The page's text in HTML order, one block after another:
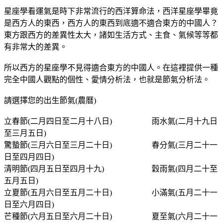
星座學看運氣是時下非常流行的西洋算命法，西洋星座學畢竟
是西方人的東西，西方人的東西到底適不適合東方的中國人？
東方跟西方的差異性太大，諸如生活方式、主食、氣候等等都
有非常大的差異。
所以西方的星座學不見得適合東方的中國人。在這裡提供一種
完全中國人觀點的個性、愛情分析法，也就是節氣分析法。
請選擇您的出生節氣(農曆)
立春節(二月四日至二月十八日) 雨水氣(二月十九日
至三月五日)
驚蟄節(三月六日至三月二十日) 春分氣(三月二十一
日至四月四日)
清明節(四月五日至四月十九) 穀雨氣(四月二十至
五月五日)
立夏節(五月六日至五月二十日) 小滿氣(五月二十一
日至六月四日)
芒種節(六月五日至六月二十日) 夏至氣(六月二十一